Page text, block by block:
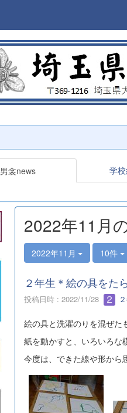
男衾news 学
2022年11月
2022年11月 10件
２年生＊絵の具をた
投稿日時 : 2022/11/28
絵の具と洗濯のりを混ぜた
紙を動かすと、いろいろな
今度は、できた線や形から